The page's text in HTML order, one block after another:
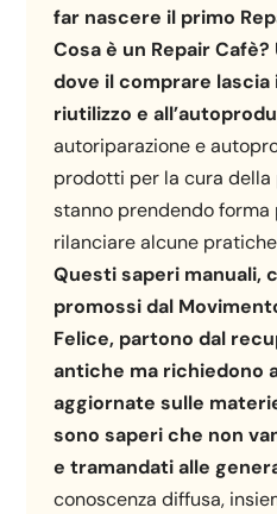
far nascere il primo
Cosa è un Repair
dove il comprare lascia
riutilizzo e
autoriparazione e
prodotti per la cura della
stanno prendendo
rilanciare alcune
Questi saperi manuali,
promossi dal
Felice, partono dal
antiche ma richiedono
aggiornate sulle
sono saperi che non
e tramandati alle
conoscenza diffusa,